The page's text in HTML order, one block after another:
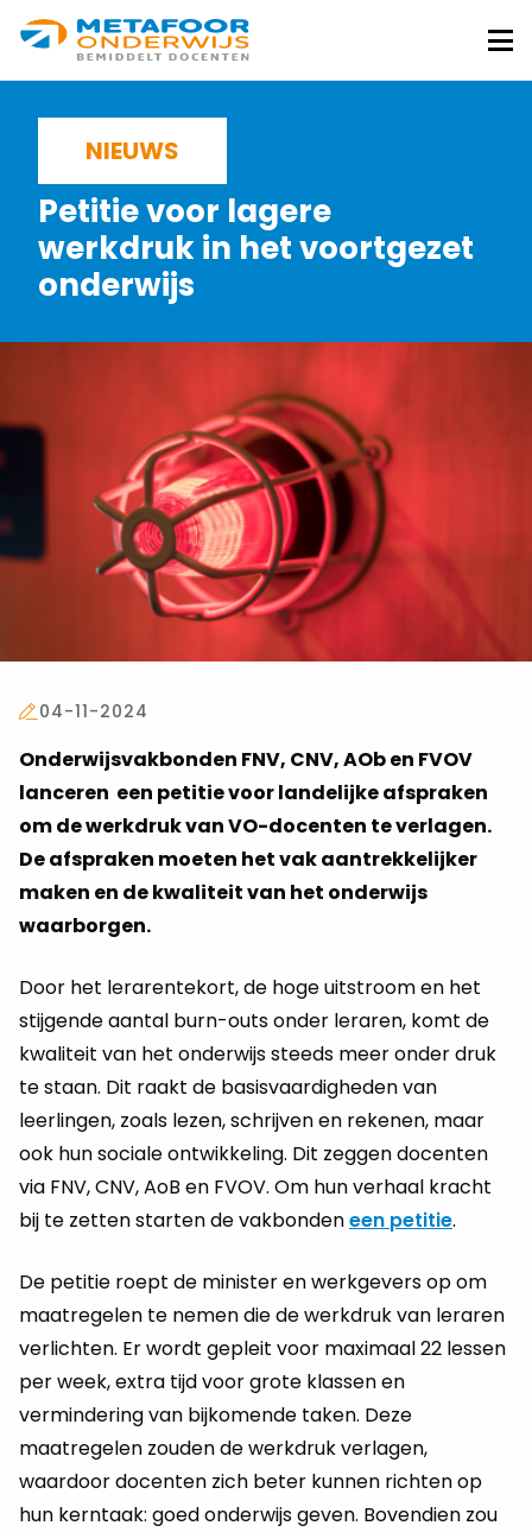
Metafoor
Onderwijs
NIEUWS
Petitie voor lagere
werkdruk in het voortgezet
onderwijs
04-11-2024
Onderwijsvakbonden FNV, CNV, AOb en FVOV
lanceren een petitie voor landelijke afspraken
om de werkdruk van VO-docenten te verlagen.
De afspraken moeten het vak aantrekkelijker
maken en de kwaliteit van het onderwijs
waarborgen.
Door het lerarentekort, de hoge uitstroom en het
stijgende aantal burn-outs onder leraren, komt de
kwaliteit van het onderwijs steeds meer onder druk
te staan. Dit raakt de basisvaardigheden van
leerlingen, zoals lezen, schrijven en rekenen, maar
ook hun sociale ontwikkeling. Dit zeggen docenten
via FNV, CNV, AoB en FVOV. Om hun verhaal kracht
bij te zetten starten de vakbondeneen petitie.
De petitie roept de minister en werkgevers op om
maatregelen te nemen die de werkdruk van leraren
verlichten. Er wordt gepleit voor maximaal 22 lessen
per week, extra tijd voor grote klassen en
vermindering van bijkomende taken. Deze
maatregelen zouden de werkdruk verlagen,
waardoor docenten zich beter kunnen richten op
hun kerntaak: goed onderwijs geven. Bovendien zou